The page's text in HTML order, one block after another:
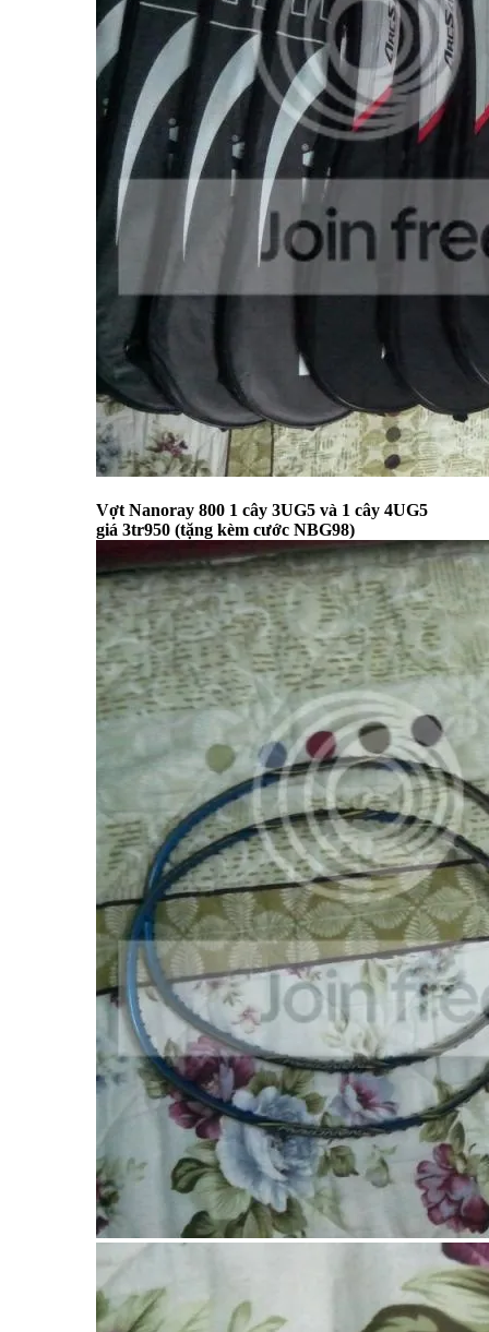
Vợt Nanoray 800 1 cây 3UG5 và 1 cây 4UG5
giá 3tr950 (tặng kèm cước NBG98)